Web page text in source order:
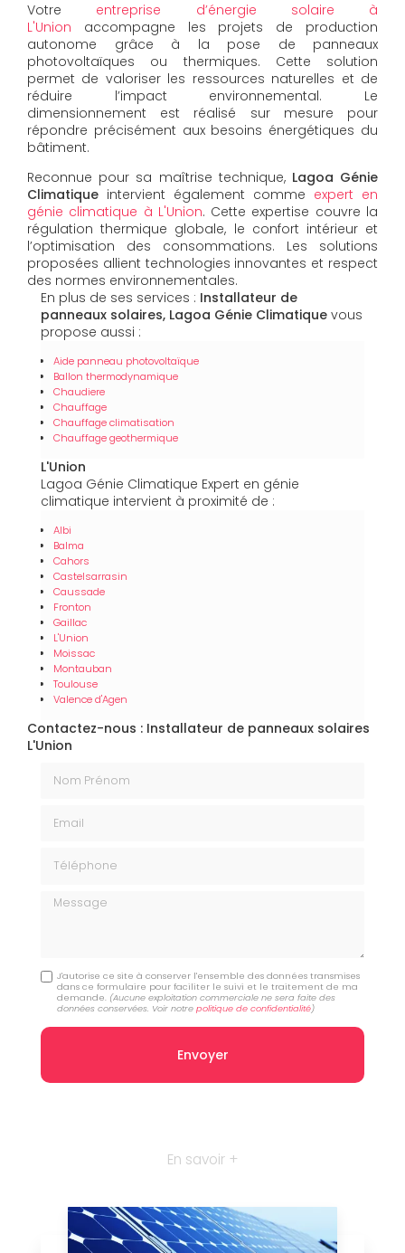
Votre entreprise d’énergie solaire à
L'Union accompagne les projets de production
autonome grâce à la pose de panneaux
photovoltaïques ou thermiques. Cette solution
permet de valoriser les ressources naturelles et de
réduire l’impact environnemental. Le
dimensionnement est réalisé sur mesure pour
répondre précisément aux besoins énergétiques du
bâtiment.
Reconnue pour sa maîtrise technique, Lagoa Génie
Climatique intervient également comme expert en
génie climatique à L'Union. Cette expertise couvre la
régulation thermique globale, le confort intérieur et
l’optimisation des consommations. Les solutions
proposées allient technologies innovantes et respect
des normes environnementales.
En plus de ses services : Installateur de
panneaux solaires, Lagoa Génie Climatique vous
propose aussi :
Aide panneau photovoltaïque
Ballon thermodynamique
Chaudiere
Chauffage
Chauffage climatisation
Chauffage geothermique
L'Union
Lagoa Génie Climatique Expert en génie
climatique intervient à proximité de :
Albi
Balma
Cahors
Castelsarrasin
Caussade
Fronton
Gaillac
L'Union
Moissac
Montauban
Toulouse
Valence d'Agen
Contactez-nous : Installateur de panneaux solaires
L'Union
Message
J'autorise ce site à conserver l'ensemble des données transmises
dans ce formulaire pour faciliter le suivi et le traitement de ma
demande. (Aucune exploitation commerciale ne sera faite des
données conservées. Voir notrepolitique de confidentialité)
En savoir +